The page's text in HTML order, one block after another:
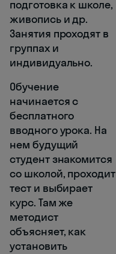
подготовка к школе,
живопись и др.
Занятия проходят в
группах и
индивидуально.
Обучение
начинается с
бесплатного
вводного урока. На
нем будущий
студент знакомится
со школой, проходит
тест и выбирает
курс. Там же
методист
объясняет, как
установить